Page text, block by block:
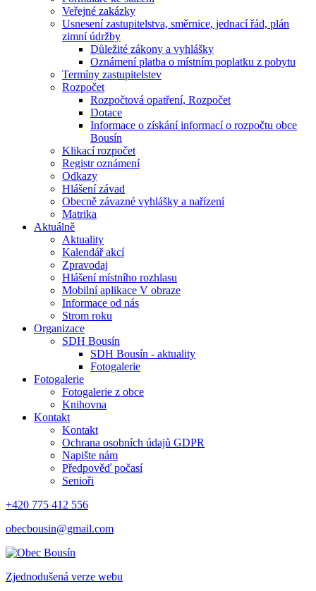
Veřejné zakázky
Usnesení zastupitelstva, směrnice, jednací řád, plán
zimní údržby
Důležité zákony a vyhlášky
Oznámení platba o místním poplatku z pobytu
Termíny zastupitelstev
Rozpočet
Rozpočtová opatření, Rozpočet
Dotace
Informace o získání informací o rozpočtu obce
Bousín
Klikací rozpočet
Registr oznámení
Odkazy
Hlášení závad
Obecně závazné vyhlášky a nařízení
Matrika
Aktuálně
Aktuality
Kalendář akcí
Zpravodaj
Hlášení místního rozhlasu
Mobilní aplikace V obraze
Informace od nás
Strom roku
Organizace
SDH Bousín
SDH Bousín - aktuality
Fotogalerie
Fotogalerie
Fotogalerie z obce
Knihovna
Kontakt
Kontakt
Ochrana osobních údajů GDPR
Napište nám
Předpověď počasí
Senioři
+420 775 412 556
obecbousin@gmail.com
Zjednodušená verze webu